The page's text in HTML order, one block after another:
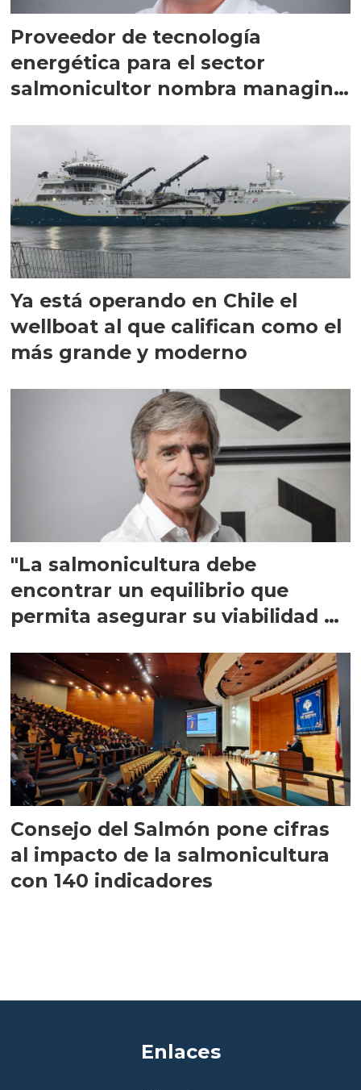
Proveedor de tecnología
energética para el sector
salmonicultor nombra managing
Ya está operando en Chile el
wellboat al que califican como el
más grande y moderno
"La salmonicultura debe
encontrar un equilibrio que
permita asegurar su viabilidad de
Consejo del Salmón pone cifras
al impacto de la salmonicultura
con 140 indicadores
Enlaces